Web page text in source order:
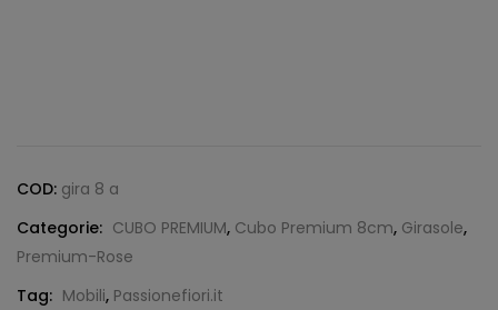
COD: gira 8 a
Categorie: CUBO PREMIUM, Cubo Premium 8cm, Girasole,
Premium-Rose
Tag: Mobili, Passionefiori.it